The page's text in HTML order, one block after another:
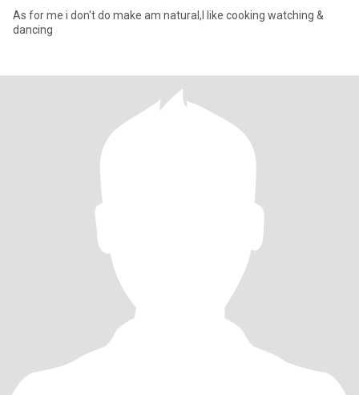
As for me i don't do make am natural,I like cooking watching &
dancing